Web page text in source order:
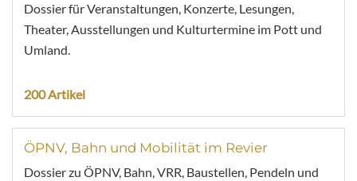
Dossier für Veranstaltungen, Konzerte, Lesungen,
Theater, Ausstellungen und Kulturtermine im Pott und
Umland.
200 Artikel
ÖPNV, Bahn und Mobilität im Revier
Dossier zu ÖPNV, Bahn, VRR, Baustellen, Pendeln und